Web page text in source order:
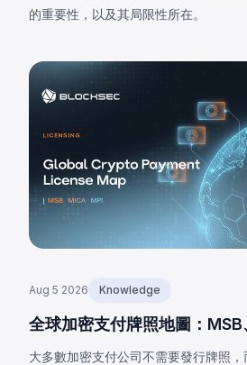
的重要性，以及其局限性所在。
Aug 5 2026 Knowledge
全球加密支付牌照地圖：
大多數加密支付公司不需要發行牌照